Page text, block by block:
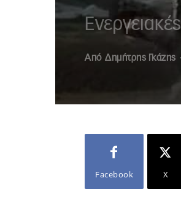
Από Δημήτρης Γκάζης
Facebook X